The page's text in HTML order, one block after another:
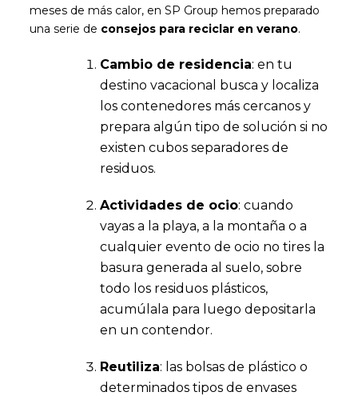
meses de más calor, en SP Group hemos preparado
una serie de consejos para reciclar en verano.
Cambio de residencia: en tu
destino vacacional busca y localiza
los contenedores más cercanos y
prepara algún tipo de solución si no
existen cubos separadores de
residuos.
Actividades de ocio: cuando
vayas a la playa, a la montaña o a
cualquier evento de ocio no tires la
basura generada al suelo, sobre
todo los residuos plásticos,
acumúlala para luego depositarla
en un contendor.
Reutiliza: las bolsas de plástico o
determinados tipos de envases